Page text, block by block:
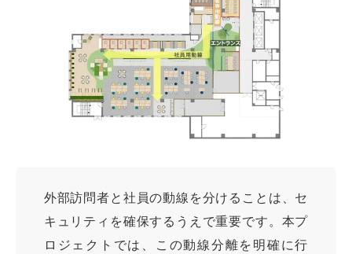
外部訪問者と社員の動線を分けることは、セ
キュリティを確保するうえで重要です。本プ
ロジェクトでは、この動線分離を明確に行